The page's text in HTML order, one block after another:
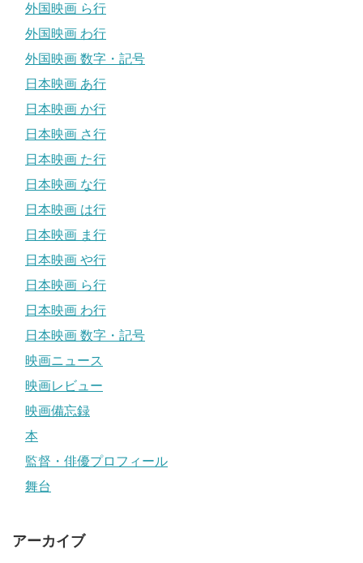
外国映画 ら行
外国映画 わ行
外国映画 数字・記号
日本映画 あ行
日本映画 か行
日本映画 さ行
日本映画 た行
日本映画 な行
日本映画 は行
日本映画 ま行
日本映画 や行
日本映画 ら行
日本映画 わ行
日本映画 数字・記号
映画ニュース
映画レビュー
映画備忘録
本
監督・俳優プロフィール
舞台
アーカイブ